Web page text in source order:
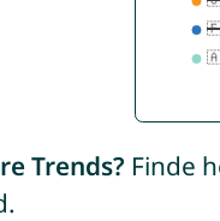
Trends? Finde